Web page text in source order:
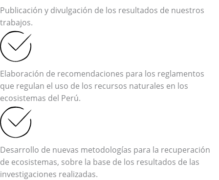
Publicación y divulgación de los resultados de nuestros
trabajos.
Elaboración de recomendaciones para los reglamentos
que regulan el uso de los recursos naturales en los
ecosistemas del Perú.
Desarrollo de nuevas metodologías para la recuperación
de ecosistemas, sobre la base de los resultados de las
investigaciones realizadas.